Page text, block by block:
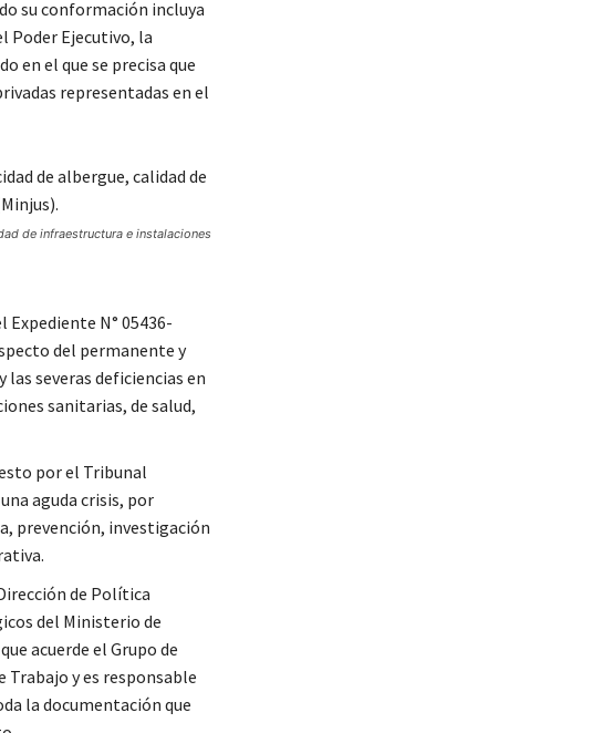
su conformación incluya
Poder Ejecutivo, la
en el que se precisa que
representadas en el
de infraestructura e instalaciones
N° 05436-
del permanente y
severas deficiencias en
sanitarias, de salud,
por el Tribunal
aguda crisis, por
prevención, investigación
de Política
del Ministerio de
acuerde el Grupo de
Trabajo y es responsable
la documentación que